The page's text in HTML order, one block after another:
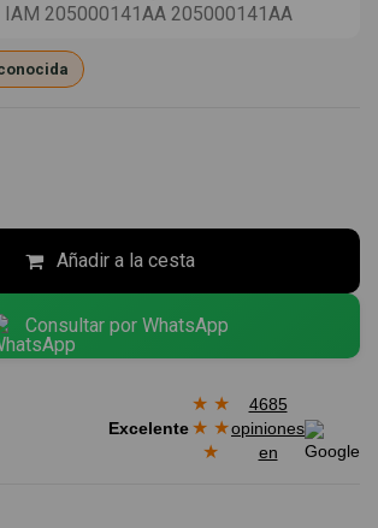
IAM 205000141AA 205000141AA
Añadir a la cesta
Consultar por WhatsApp
Excelente
★ ★
★ ★
★
4685
opiniones
en